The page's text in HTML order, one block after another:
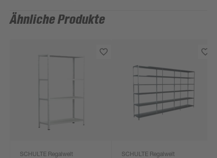
Ähnliche Produkte
SCHULTE Regalwelt SCHULTE Regalwelt